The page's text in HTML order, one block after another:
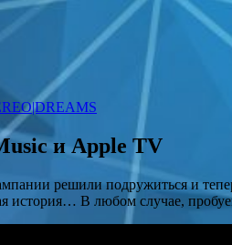
и Apple TV
решили подружиться и
история… В любом случае,